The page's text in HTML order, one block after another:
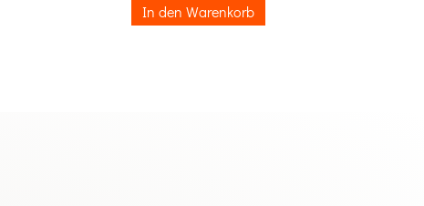
In den Warenkorb